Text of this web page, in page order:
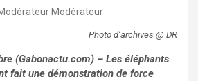
Modérateur
Photo d’archives @ DR
(Gabonactu.com) – Les éléphants
fait une démonstration de force